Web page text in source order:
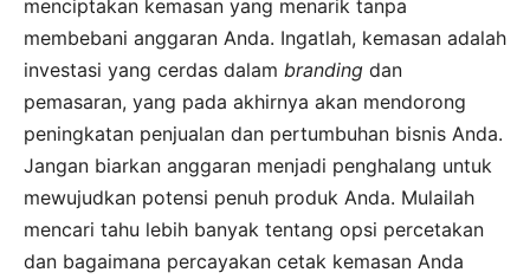
menciptakan kemasan yang menarik tanpa
membebani anggaran Anda. Ingatlah, kemasan adalah
investasi yang cerdas dalam branding dan
pemasaran, yang pada akhirnya akan mendorong
peningkatan penjualan dan pertumbuhan bisnis Anda.
Jangan biarkan anggaran menjadi penghalang untuk
mewujudkan potensi penuh produk Anda. Mulailah
mencari tahu lebih banyak tentang opsi percetakan
dan bagaimana percayakan cetak kemasan Anda